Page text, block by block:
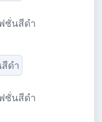
ชั่นสีดำ
ชั่นสีดำ